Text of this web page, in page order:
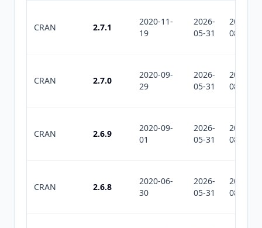
CRAN 2.7.1
2020-11-
19
2026-
05-31
2026-
08-02
CRAN 2.7.0
2020-09-
29
2026-
05-31
2026-
08-02
CRAN 2.6.9
2020-09-
01
2026-
05-31
2026-
08-02
CRAN 2.6.8
2020-06-
30
2026-
05-31
2026-
08-02